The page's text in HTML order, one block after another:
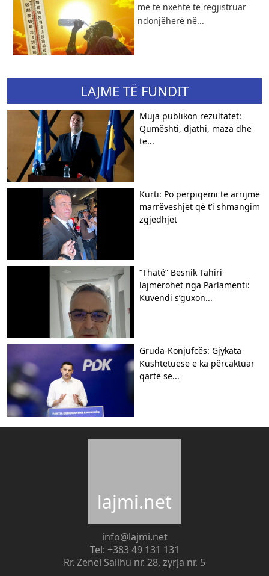
më të nxehtë të regjistruar
ndonjëherë në...
LAJME TË FUNDIT
Muja publikon rezultatet:
Qumështi, djathi, maza dhe
të...
Kurti: Po përpiqemi të arrijmë
marrëveshjet që t’i shmangim
zgjedhjet
“Thatë” Besnik Tahiri
lajmërohet nga Parlamenti:
Kuvendi s’guxon...
Gruda-Konjufcës: Gjykata
Kushtetuese e ka përcaktuar
qartë se...
lajmi.net
info@lajmi.net
Tel: +383 49 131 131
Rr. Zenel Salihu nr. 28, zyrja nr. 5